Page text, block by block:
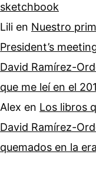
sketchbook
Lili en Nuestro
President’s
David Ramírez-
que me leí en el
Alex en Los libros
David Ramírez-
quemados en la